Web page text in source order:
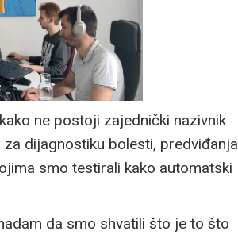
ne postoji zajednički nazivnik
dijagnostiku bolesti, predviđanja
smo testirali kako automatski
da smo shvatili što je to što